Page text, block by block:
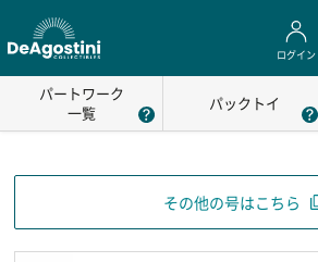
ログイン
パートワーク
一覧
パックトイ
その他の号はこちら